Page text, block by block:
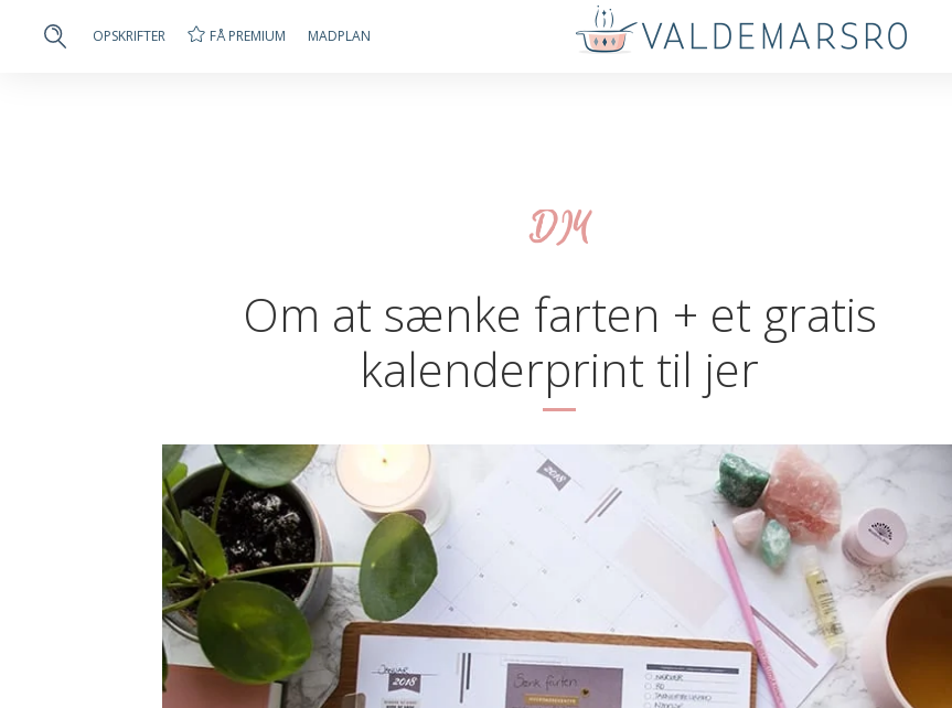
OPSKRIFTER FÅ PREMIUM MADPLAN
DIY
Om at sænke farten + et gratis
kalenderprint til jer